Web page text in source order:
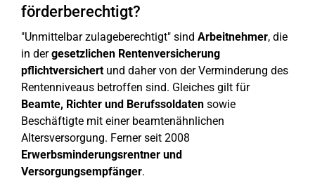
förderberechtigt?
"Unmittelbar zulageberechtigt" sind Arbeitnehmer, die
in dergesetzlichen Rentenversicherung
pflichtversichertund daher von der Verminderung des
Rentenniveaus betroffen sind. Gleiches gilt für
Beamte, Richter und Berufssoldaten sowie
Beschäftigte mit einer beamtenähnlichen
Altersversorgung. Ferner seit 2008
Erwerbsminderungsrentner und
Versorgungsempfänger.